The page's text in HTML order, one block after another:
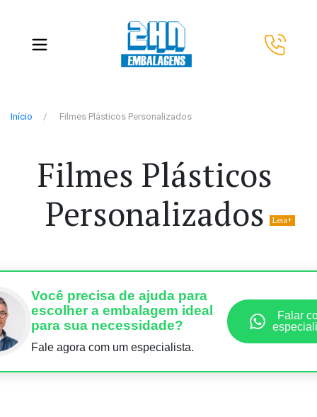
Início Filmes Plásticos Personalizados
Filmes Plásticos
Personalizados
Você precisa de ajuda para
escolher a embalagem ideal
para sua necessidade?
Fale agora com um especialista.
Falar